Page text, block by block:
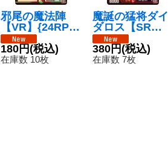
邪尾の魔法陣
【VR】{24RP4
9/76}《多》
180円(税込)
在庫数 10枚
魔誕の猛将ダイ
ダロス【SR】{2
4RP4S4/S11}
《火》
380円(税込)
在庫数 7枚